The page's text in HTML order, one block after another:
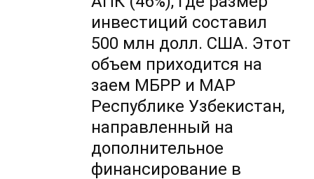
инвестиций составил
500 млн долл. США. Этот
объем приходится на
заем МБРР и МАР
Республике Узбекистан,
направленный на
дополнительное
финансирование в